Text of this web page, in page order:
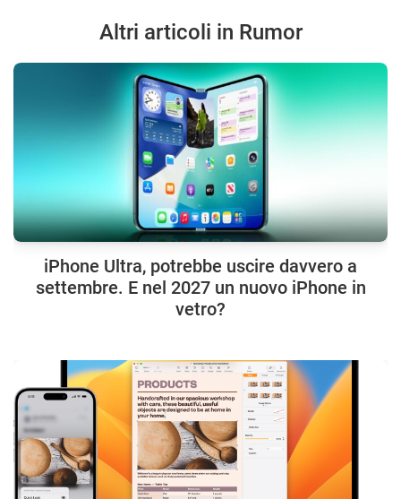
Altri articoli in Rumor
iPhone Ultra, potrebbe uscire davvero a
settembre. E nel 2027 un nuovo iPhone in
vetro?